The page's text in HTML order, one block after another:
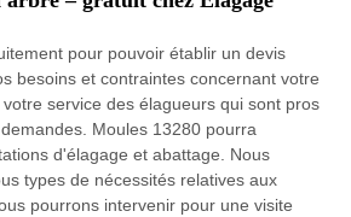
pour pouvoir établir un devis
besoins et contraintes concernant votre
service des élagueurs qui sont pros
Moules 13280 pourra
d'élagage et abattage. Nous
types de nécessités relatives aux
pourrons intervenir pour une visite